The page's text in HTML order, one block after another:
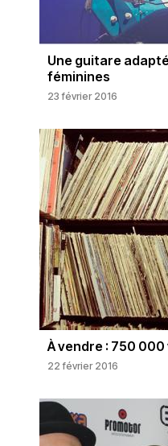
Une guitare
féminines
23 février 2016
À vendre : 750
22 février 2016